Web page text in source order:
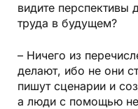
видите перспективы
труда в будущем?
– Ничего из
делают, ибо не они
пишут сценарии и
а люди с помощью